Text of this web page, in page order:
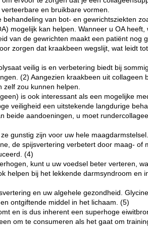
en bruikbare vormen.
van bot- en gewrichtsziekten
mogelijk kan helpen. Wanneer u OA
van de gewrichten maakt een patiënt nog
zorgen dat kraakbeen wegslijt, wat leidt
veilig is en verbetering biedt bij
(2) Aangezien kraakbeen uit collageen
zou kunnen helpen.
is ook interessant als een mogelijke
veiligheid een uitstekende langdurige
beide aandoeningen, u moet
gunstig zijn voor uw hele
de spijsvertering verbetert door maag- of
(4)
kunt u uw voedsel beter verteren,
helpen bij het lekkende darmsyndroom en
en uw algehele gezondheid.
ontgiftende middel in het lichaam. (5)
en is dus inherent een superhoge
om te consumeren als het gaat om